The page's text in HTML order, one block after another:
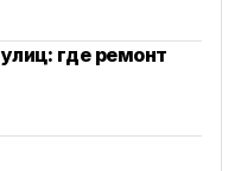
где ремонт